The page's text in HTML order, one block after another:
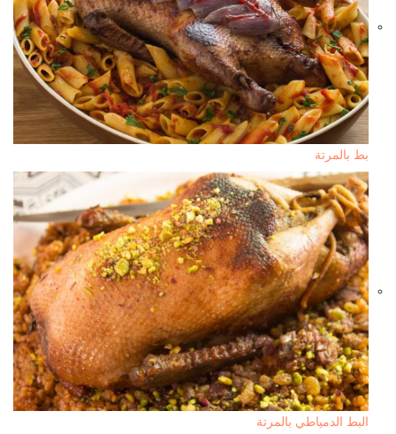
بط بالمرتة
البط الدمياطي بالمرتة